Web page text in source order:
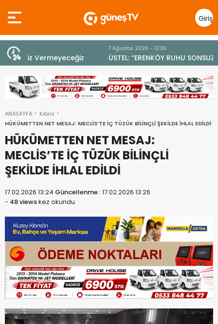
Giriş
Yap
ÜSTEL: “ERENKÖY RUHU SONSUZA DEK YAŞAYACAK”
ANASAYFA
Kıbrıs
HÜKÜMETTEN NET MESAJ: MECLİS’TE İÇ TÜZÜK BİLİNÇLİ ŞEKİLDE İHLAL EDİLDİ
HÜKÜMETTEN NET MESAJ:
MECLİS’TE İÇ TÜZÜK BİLİNÇLİ
ŞEKİLDE İHLAL EDİLDİ
17.02.2026 13:24 Güncellenme :17.02.2026 13:26
- 48 viewskez okundu